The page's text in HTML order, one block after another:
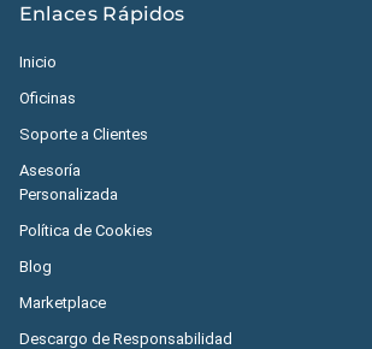
Enlaces Rápidos
Inicio
Oficinas
Soporte a Clientes
Asesoría
Personalizada
Política de Cookies
Blog
Marketplace
Descargo de Responsabilidad